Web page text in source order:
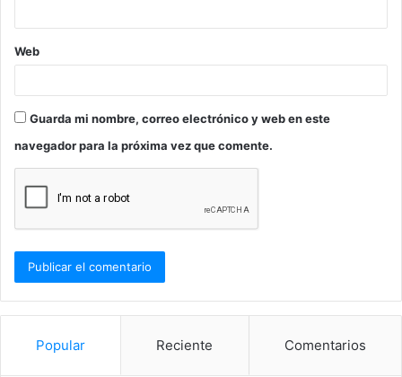
Web
Guarda mi nombre, correo electrónico y web en este
navegador para la próxima vez que comente.
Popular Reciente Comentarios